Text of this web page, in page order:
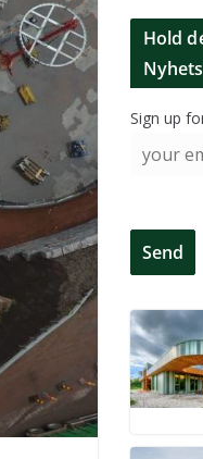
Hold
Sign up